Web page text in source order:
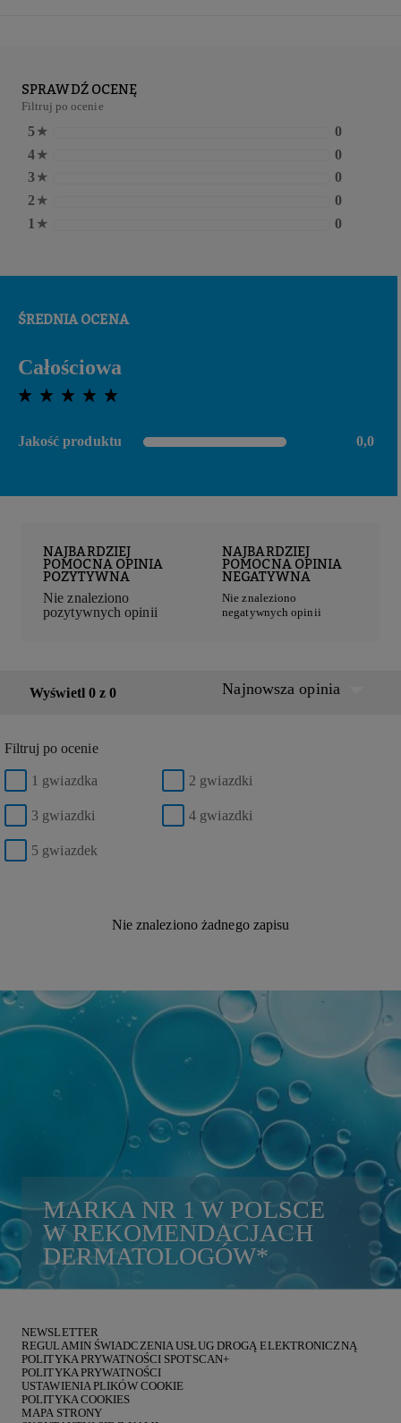
SPRAWDŹ OCENĘ
Filtruj po ocenie
5★
0
4★
0
3★
0
2 ★
0
1 ★ 0
ŚREDNIA OCENA
Całościowa
0,0 out of 5 stars
Jakość produktu
0,0 out of 5 stars 0,0
NAJBARDZIEJ
POMOCNA OPINIA
POZYTYWNA
Nie znaleziono
pozytywnych opinii
NAJBARDZIEJ
POMOCNA OPINIA
NEGATYWNA
Nie znaleziono
negatywnych opinii
Wyświetl 0 z 0 Najnowsza opinia
Filtruj po ocenie
1 gwiazdka 2 gwiazdki
3 gwiazdki 4 gwiazdki
5 gwiazdek
Nie znaleziono żadnego zapisu
MARKA NR 1 W POLSCE
W REKOMENDACJACH
DERMATOLOGÓW*
NEWSLETTER
REGULAMIN ŚWIADCZENIA USŁUG DROGĄ ELEKTRONICZNĄ
POLITYKA PRYWATNOŚCI SPOTSCAN+
POLITYKA PRYWATNOŚCI
USTAWIENIA PLIKÓW COOKIE
POLITYKA COOKIES
MAPA STRONY